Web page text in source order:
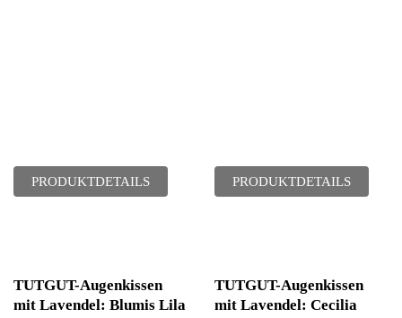
PRODUKTDETAILS PRODUKTDETAILS
TUTGUT-Augenkissen
mit Lavendel: Blumis Lila
TUTGUT-Augenkissen
mit Lavendel: Cecilia